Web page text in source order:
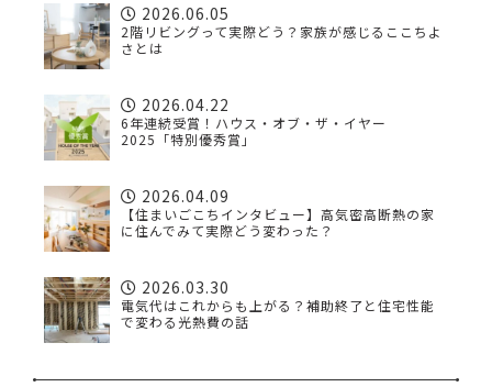
2026.06.05
2階リビングって実際どう？家族が感じるここちよ
さとは
2026.04.22
6年連続受賞！ハウス・オブ・ザ・イヤー
2025「特別優秀賞」
2026.04.09
【住まいごこちインタビュー】高気密高断熱の家
に住んでみて実際どう変わった？
2026.03.30
電気代はこれからも上がる？補助終了と住宅性能
で変わる光熱費の話